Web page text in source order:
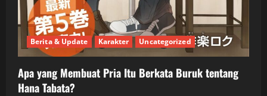
Berita & Update Karakter Uncategorized
Apa yang Membuat Pria Itu Berkata Buruk tentang
Hana Tabata?